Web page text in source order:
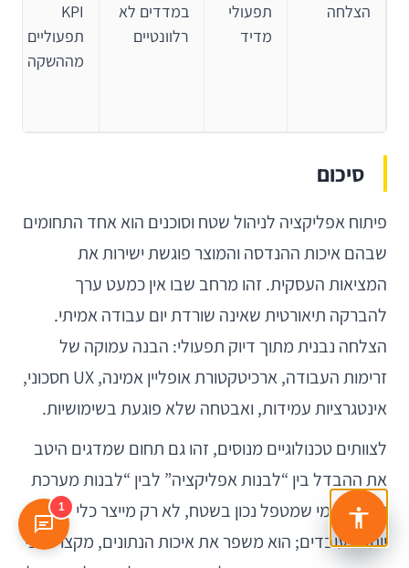
הצלחה
תפעולי
מדיד
במדדים לא
רלוונטיים
KPI
תפעוליים
מההשקה
סיכום
פיתוח אפליקציה לניהול שטח וסוכנים הוא אחד התחומים
שבהם איכות ההנדסה והמוצר פוגשת ישירות את
המציאות העסקית. זהו מרחב שבו אין כמעט ערך
להברקה תיאורטית שאינה שורדת יום עבודה אמיתי.
הצלחה נבנית מתוך דיוק תפעולי: הבנה עמוקה של
זרימות העבודה, ארכיטקטורת אופליין אמינה, UX חסכוני,
אינטגרציות עמידות, ואבטחה שלא פוגעת בשימושיות.
לצוותים טכנולוגיים מנוסים, זהו גם תחום שמדגים היטב
את ההבדל בין “לבנות אפליקציה” לבין “לבנות מערכת
עבודה”. מי שמטפל נכון בשטח, לא רק מייצר כלי טוב
יותר לעובדים; הוא משפר את איכות הנתונים, מקצר זמני
1